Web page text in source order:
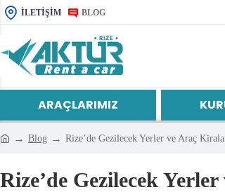
İLETIŞIM BLOG
ARAÇLARIMIZ
Blog Rize’de Gezilecek Yerler ve Araç
Rize’de Gezilecek